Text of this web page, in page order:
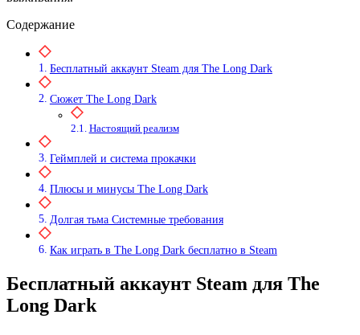
Содержание
Бесплатный аккаунт Steam для The Long Dark
Сюжет The Long Dark
Настоящий реализм
Геймплей и система прокачки
Плюсы и минусы The Long Dark
Долгая тьма Системные требования
Как играть в The Long Dark бесплатно в Steam
Бесплатный аккаунт Steam для The
Long Dark